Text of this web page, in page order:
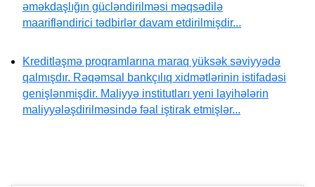
əməkdaşlığın gücləndirilməsi məqsədilə
maarifləndirici tədbirlər davam etdirilmişdir...
Kreditləşmə proqramlarına maraq yüksək səviyyədə
qalmışdır. Rəqəmsal bankçılıq xidmətlərinin istifadəsi
genişlənmişdir. Maliyyə institutları yeni layihələrin
maliyyələşdirilməsində fəal iştirak etmişlər...